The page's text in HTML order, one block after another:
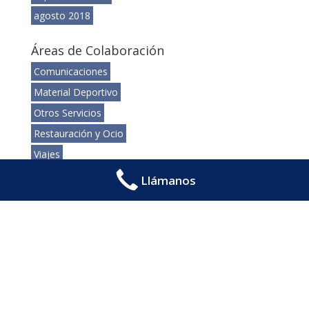
agosto 2018
Áreas de Colaboración
Comunicaciones
Material Deportivo
Otros Servicios
Restauración y Ocio
Viajes
Llámanos